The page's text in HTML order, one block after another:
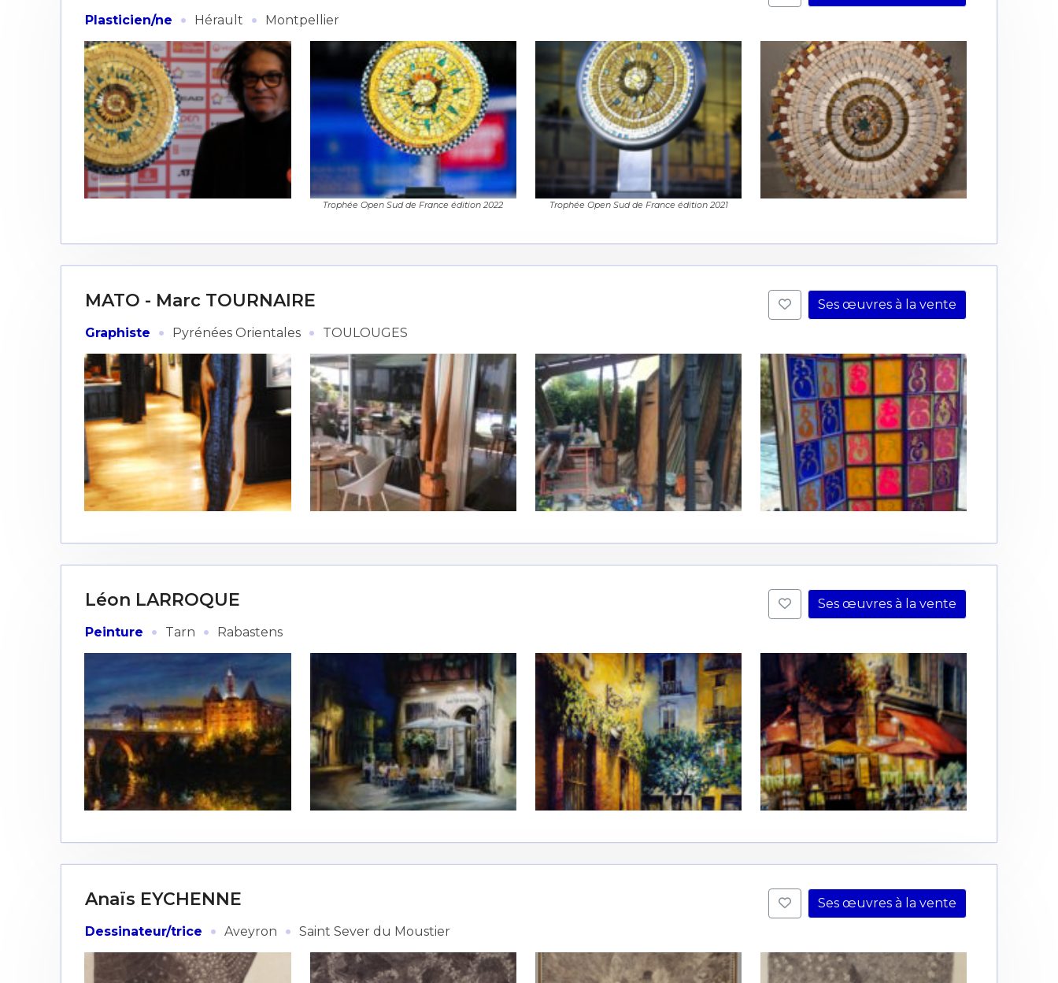
Plasticien/ne · Hérault · Montpellier
Trophée Open Sud de France édition 2022 Trophée Open Sud de France édition 2021
MATO - Marc TOURNAIRE
Graphiste · Pyrénées Orientales · TOULOUGES
Ses œuvres à la vente
Léon LARROQUE
Peinture · Tarn · Rabastens
Ses œuvres à la vente
Anaïs EYCHENNE
Dessinateur/trice · Aveyron · Saint Sever du Moustier
Ses œuvres à la vente